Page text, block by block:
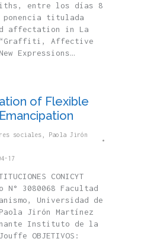
entre los días 8
titulada
affectation in La
“Graffiti, Affective
Expressions…
of Flexible
sociales
Paola Jirón
17
CONICYT
N° 3080068 Facultad
Universidad de
Paola Jirón Martínez
Instituto de la
OBJETIVOS: